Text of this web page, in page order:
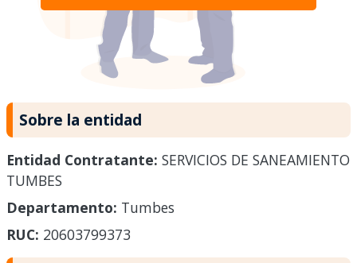
Sobre la entidad
Entidad Contratante: SERVICIOS DE SANEAMIENTO
TUMBES
Departamento: Tumbes
RUC: 20603799373